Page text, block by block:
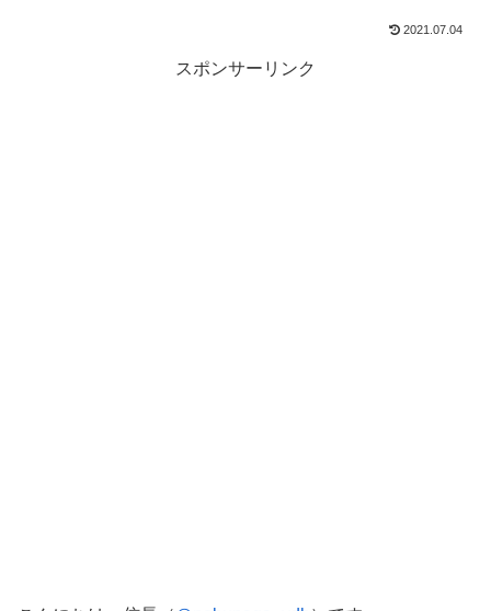
2021.07.04
スポンサーリンク